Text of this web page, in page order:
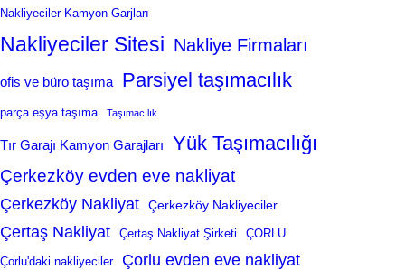
Nakliyeciler Kamyon Garjları
Nakliyeciler Sitesi Nakliye Firmaları
ofis ve büro taşıma Parsiyel taşımacılık
parça eşya taşıma Taşımacılık
Tır Garajı Kamyon Garajları Yük Taşımacılığı
Çerkezköy evden eve nakliyat
Çerkezköy Nakliyat Çerkezköy Nakliyeciler
Çertaş Nakliyat Çertaş Nakliyat Şirketi ÇORLU
Çorlu'daki nakliyeciler Çorlu evden eve nakliyat